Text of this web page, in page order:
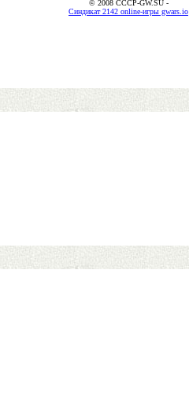
© 2008 CCCP-GW.SU -
Синдикат 2142 online-игры gwars.io